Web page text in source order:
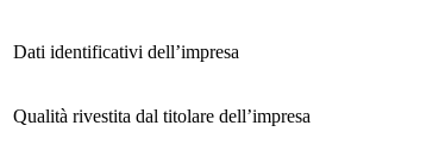
Dati identificativi dell’impresa
Qualità rivestita dal titolare dell’impresa